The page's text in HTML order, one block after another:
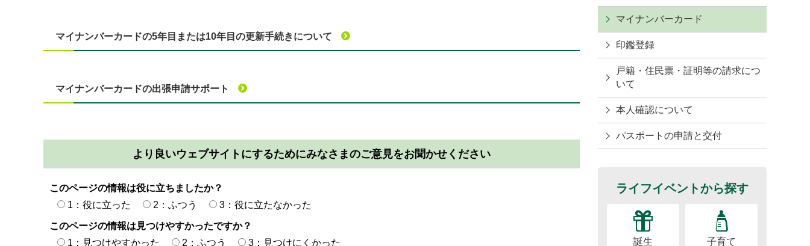
マイナンバーカードの5年目または10年目の更新手続きについて
マイナンバーカードの出張申請サポート
より良いウェブサイトにするためにみなさまのご意見をお聞かせください
このページの情報は役に立ちましたか？
1：役に立った
2：ふつう 3：役に立たなかった
このページの情報は見つけやすかったですか？
1：見つけやすかった
2：ふつう 3：見つけにくかった
マイナンバーカード
印鑑登録
戸籍・住民票・証明等の請求につ
いて
本人確認について
パスポートの申請と交付
ライフイベントから探す
誕生 子育て